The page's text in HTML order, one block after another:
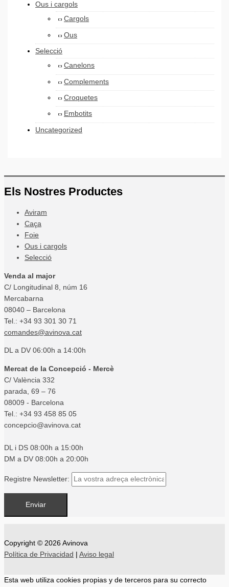
Ous i cargols
Cargols
Ous
Selecció
Canelons
Complements
Croquetes
Embotits
Uncategorized
Els Nostres Productes
Aviram
Caça
Foie
Ous i cargols
Selecció
Venda al major
C/ Longitudinal 8, núm 16
Mercabarna
08040 – Barcelona
Tel.: +34 93 301 30 71
comandes@avinova.cat
DL a DV 06:00h a 14:00h
Mercat de la Concepció - Mercè
C/ València 332
parada, 69 – 76
08009 - Barcelona
Tel.: +34 93 458 85 05
concepcio@avinova.cat
DL i DS 08:00h a 15:00h
DM a DV 08:00h a 20:00h
Registre Newsletter:
Copyright © 2026 Avinova
Política de Privacidad
Aviso legal
Esta web utiliza cookies propias y de terceros para su correcto